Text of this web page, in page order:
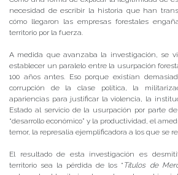
necesidad de escribir la historia que han
cómo llegaron las empresas forestales
territorio por la fuerza.
A medida que avanzaba la investigación, se
establecer un paralelo entre la usurpación
100 años antes. Eso porque existían
corrupción de la clase política, la
apariencias para justificar la violencia, la
Estado al servicio de la usurpación por parte
“desarrollo económico” y la productividad, el
temor, la represalia ejemplificadora a los que se
El resultado de esta investigación es
territorio sea la pérdida de los “ Títulos de